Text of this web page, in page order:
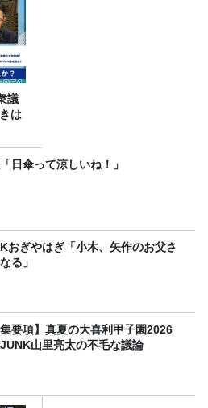
議
は
日傘って涼しいね！」
おぎやはぎ「小木、矢作のお父さ
る」
集要項】真夏の大喜利甲子園2026
山里亮太の不毛な議論